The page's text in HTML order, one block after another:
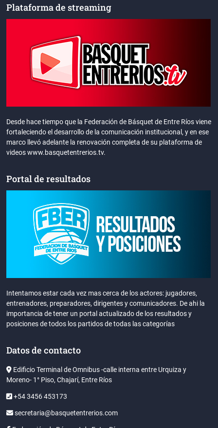
Plataforma de streaming
Desde hace tiempo que la Federación de Básquet de Entre Ríos viene
fortaleciendo el desarrollo de la comunicación institucional, y en ese
marco llevó adelante la renovación completa de su plataforma de
videos www.basquetentrerios.tv.
Portal de resultados
Intentamos estar cada vez mas cerca de los actores: jugadores,
entrenadores, preparadores, dirigentes y comunicadores. De ahi la
importancia de tener un portal actualizado de los resultados y
posiciones de todos los partidos de todas las categorías
Datos de contacto
Edificio Terminal de Omnibus -calle interna entre Urquiza y
Moreno- 1° Piso, Chajarí, Entre Ríos
+54 3456 453173
secretaria@basquetentrerios.com